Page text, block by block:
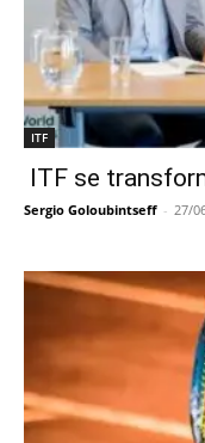
ITF
ITF se
Sergio Goloubintseff - 27/